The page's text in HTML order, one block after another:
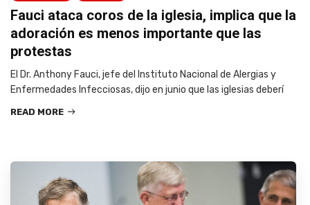
Fauci ataca coros de la iglesia, implica que la
adoración es menos importante que las
protestas
El Dr. Anthony Fauci, jefe del Instituto Nacional de Alergias y
Enfermedades Infecciosas, dijo en junio que las iglesias deberí
READ MORE